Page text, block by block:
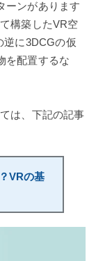
ーンがあります
構築したVR空
逆に3DCGの仮
を配置するな
は、下記の記事
VRの基